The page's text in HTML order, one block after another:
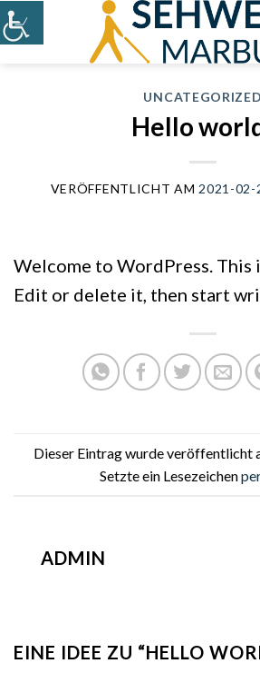
Skip
to
UNCATEGORIZED
Hello
VERÖFFENTLICHT AM 2021-02-
Welcome to WordPress. This
Edit or delete it, then start
Dieser Eintrag wurde veröffentlicht
Setzte ein Lesezeichen
ADMIN
EINE IDEE ZU “HELLO